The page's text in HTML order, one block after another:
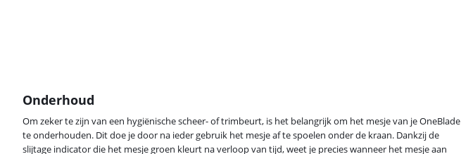
Onderhoud
Om zeker te zijn van een hygiënische scheer- of trimbeurt, is het belangrijk om het mesje van je OneBlade
te onderhouden. Dit doe je door na ieder gebruik het mesje af te spoelen onder de kraan. Dankzij de
slijtage indicator die het mesje groen kleurt na verloop van tijd, weet je precies wanneer het mesje aan